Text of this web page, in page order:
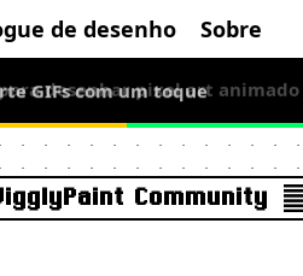
de desenho Sobre
desenhar pixel art animado
GIFs com um toque
Community